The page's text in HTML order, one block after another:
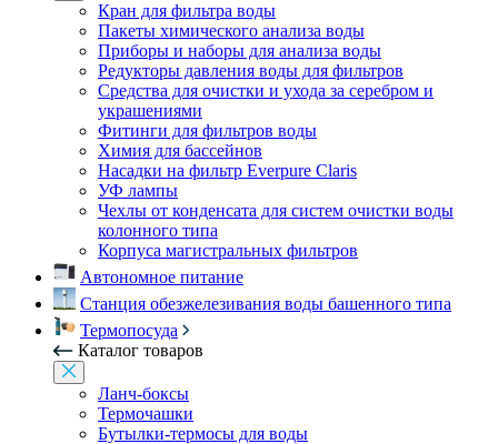
Кран для фильтра воды
Пакеты химического анализа воды
Приборы и наборы для анализа воды
Редукторы давления воды для фильтров
Средства для очистки и ухода за серебром и
украшениями
Фитинги для фильтров воды
Химия для бассейнов
Насадки на фильтр Everpure Claris
УФ лампы
Чехлы от конденсата для систем очистки воды
колонного типа
Корпуса магистральных фильтров
Автономное питание
Станция обезжелезивания воды башенного типа
Термопосуда
Каталог товаров
Ланч-боксы
Термочашки
Бутылки-термосы для воды